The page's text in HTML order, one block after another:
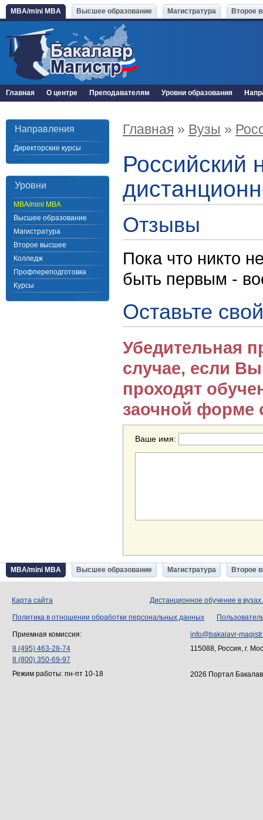
MBA/mini MBA Высшее образование Магистратура Второе
Главная О центре Преподавателям Уровни образования
Направления
Директорские курсы
Уровни
MBA/mini MBA
Высшее образование
Магистратура
Второе высшее
Колледж
Профпереподготовка
Курсы
Главная » Вузы »
Российский
Отзывы
Пока что никто
быть первым -
Оставьте
Убедительная
случае, если
проходят
заочной форме
Ваше имя:
MBA/mini MBA Высшее образование Магистратура Второе
Карта сайта Дистанционное обучение в
Политика в отношении обработки персональных данных
Приемная комиссия:
8 (495) 463-28-74
8 (800) 350-69-97
Режим работы: пн-пт 10-18
info@bakalavr-
115088, Россия, г.
2026 Портал